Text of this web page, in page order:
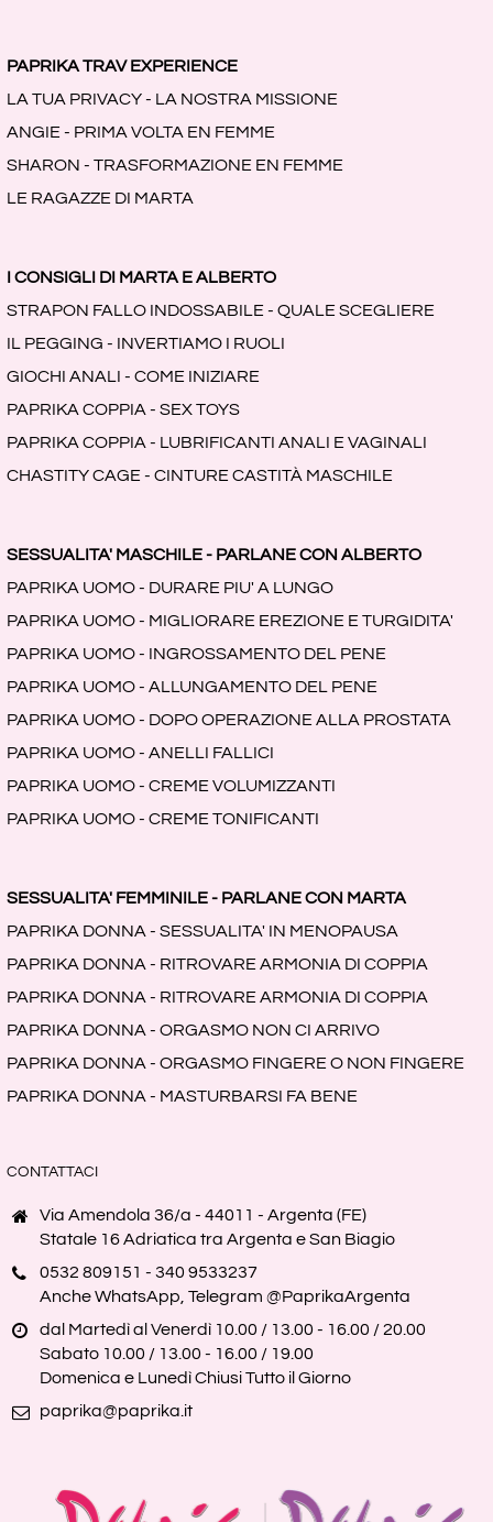
PAPRIKA TRAV EXPERIENCE
LA TUA PRIVACY - LA NOSTRA MISSIONE
ANGIE - PRIMA VOLTA EN FEMME
SHARON - TRASFORMAZIONE EN FEMME
LE RAGAZZE DI MARTA
I CONSIGLI DI MARTA E ALBERTO
STRAPON FALLO INDOSSABILE - QUALE SCEGLIERE
IL PEGGING - INVERTIAMO I RUOLI
GIOCHI ANALI - COME INIZIARE
PAPRIKA COPPIA - SEX TOYS
PAPRIKA COPPIA - LUBRIFICANTI ANALI E VAGINALI
CHASTITY CAGE - CINTURE CASTITÀ MASCHILE
SESSUALITA' MASCHILE - PARLANE CON ALBERTO
PAPRIKA UOMO - DURARE PIU' A LUNGO
PAPRIKA UOMO - MIGLIORARE EREZIONE E TURGIDITA'
PAPRIKA UOMO - INGROSSAMENTO DEL PENE
PAPRIKA UOMO - ALLUNGAMENTO DEL PENE
PAPRIKA UOMO - DOPO OPERAZIONE ALLA PROSTATA
PAPRIKA UOMO - ANELLI FALLICI
PAPRIKA UOMO - CREME VOLUMIZZANTI
PAPRIKA UOMO - CREME TONIFICANTI
SESSUALITA' FEMMINILE - PARLANE CON MARTA
PAPRIKA DONNA - SESSUALITA' IN MENOPAUSA
PAPRIKA DONNA - RITROVARE ARMONIA DI COPPIA
PAPRIKA DONNA - RITROVARE ARMONIA DI COPPIA
PAPRIKA DONNA - ORGASMO NON CI ARRIVO
PAPRIKA DONNA - ORGASMO FINGERE O NON FINGERE
PAPRIKA DONNA - MASTURBARSI FA BENE
CONTATTACI
Via Amendola 36/a - 44011 - Argenta (FE)
Statale 16 Adriatica tra Argenta e San Biagio
0532 809151 - 340 9533237
Anche WhatsApp, Telegram @PaprikaArgenta
dal Martedì al Venerdì 10.00 / 13.00 - 16.00 / 20.00
Sabato 10.00 / 13.00 - 16.00 / 19.00
Domenica e Lunedì Chiusi Tutto il Giorno
paprika@paprika.it